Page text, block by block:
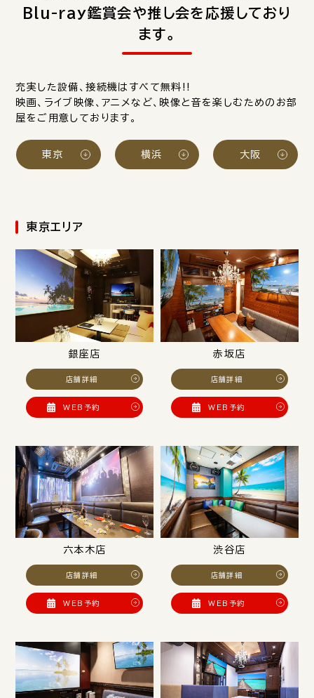
Blu-ray鑑賞会や推し会を応援しており
ます。
充実した設備、接続機はすべて無料!!
映画、ライブ映像、アニメなど、映像と音を楽しむためのお部
屋をご用意しております。
東京 横浜 大阪
東京エリア
銀座店
店舗詳細
WEB予約
赤坂店
店舗詳細
WEB予約
六本木店
店舗詳細
WEB予約
渋谷店
店舗詳細
WEB予約